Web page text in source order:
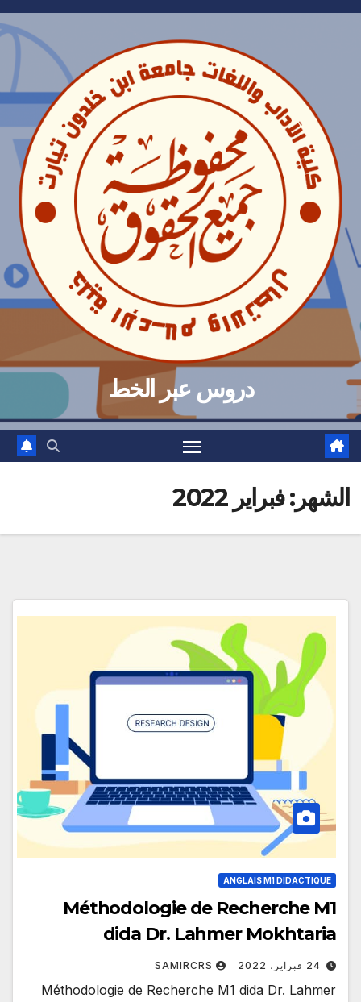
Skip
دروس عبر الخط
الشهر:فبراير 2022
ANGLAIS M1 DIDACTIQUE
Méthodologie de Recherche M1
dida Dr. Lahmer Mokhtaria
24 فبراير، 2022 SAMIRCRS
Méthodologie de Recherche M1 dida Dr. Lahmer